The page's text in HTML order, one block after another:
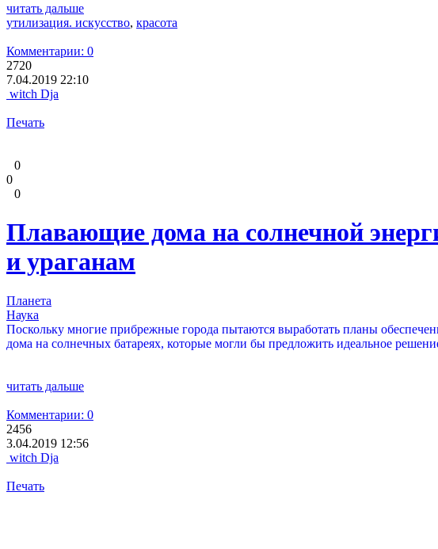
читать дальше
утилизация. искусство, красота
Комментарии: 0
2720
7.04.2019 22:10
witch Dja
Печать
0
0
0
Плавающие дома на солнечной
и ураганам
Планета
Наука
Поскольку многие прибрежные города пытаются выработать планы
дома на солнечных батареях, которые могли бы предложить идеальное
читать дальше
Комментарии: 0
2456
3.04.2019 12:56
witch Dja
Печать